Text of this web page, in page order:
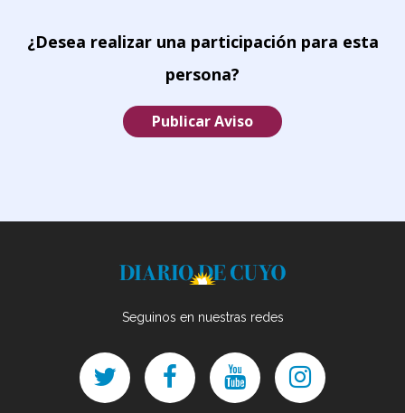
¿Desea realizar una participación para esta
persona?
Publicar Aviso
Seguinos en nuestras redes